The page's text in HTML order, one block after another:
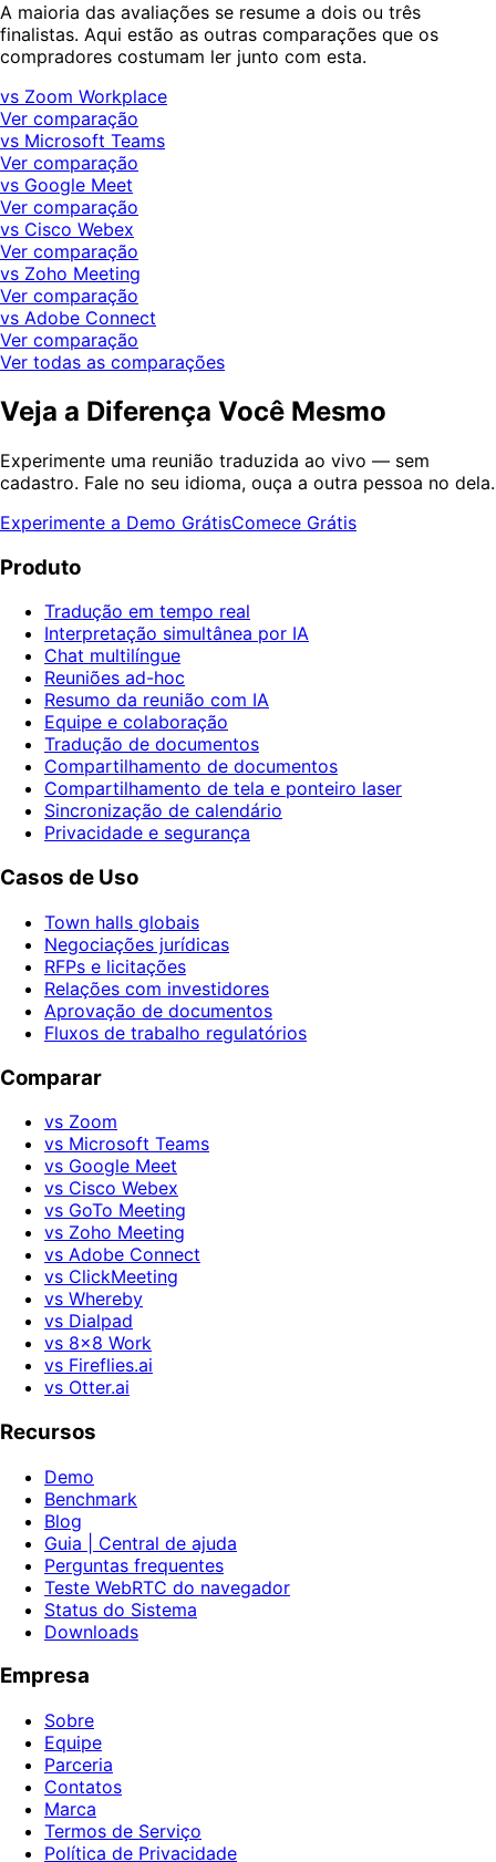
A maioria das avaliações se resume a dois ou três
finalistas. Aqui estão as outras comparações que os
compradores costumam ler junto com esta.
vs Zoom Workplace
Ver comparação
vs Microsoft Teams
Ver comparação
vs Google Meet
Ver comparação
vs Cisco Webex
Ver comparação
vs Zoho Meeting
Ver comparação
vs Adobe Connect
Ver comparação
Ver todas as comparações
Veja a Diferença Você Mesmo
Experimente uma reunião traduzida ao vivo — sem
cadastro. Fale no seu idioma, ouça a outra pessoa no dela.
Experimente a Demo GrátisComece Grátis
Produto
Tradução em tempo real
Interpretação simultânea por IA
Chat multilíngue
Reuniões ad-hoc
Resumo da reunião com IA
Equipe e colaboração
Tradução de documentos
Compartilhamento de documentos
Compartilhamento de tela e ponteiro laser
Sincronização de calendário
Privacidade e segurança
Casos de Uso
Town halls globais
Negociações jurídicas
RFPs e licitações
Relações com investidores
Aprovação de documentos
Fluxos de trabalho regulatórios
Comparar
vs Zoom
vs Microsoft Teams
vs Google Meet
vs Cisco Webex
vs GoTo Meeting
vs Zoho Meeting
vs Adobe Connect
vs ClickMeeting
vs Whereby
vs Dialpad
vs 8x8 Work
vs Fireflies.ai
vs Otter.ai
Recursos
Demo
Benchmark
Blog
Guia | Central de ajuda
Perguntas frequentes
Teste WebRTC do navegador
Status do Sistema
Downloads
Empresa
Sobre
Equipe
Parceria
Contatos
Marca
Termos de Serviço
Política de Privacidade